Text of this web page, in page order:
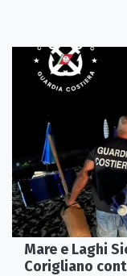
Mare e Laghi
Corigliano